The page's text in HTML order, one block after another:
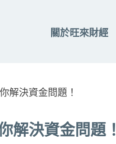
關於旺來財經
解決資金問題！
解決資金問題！